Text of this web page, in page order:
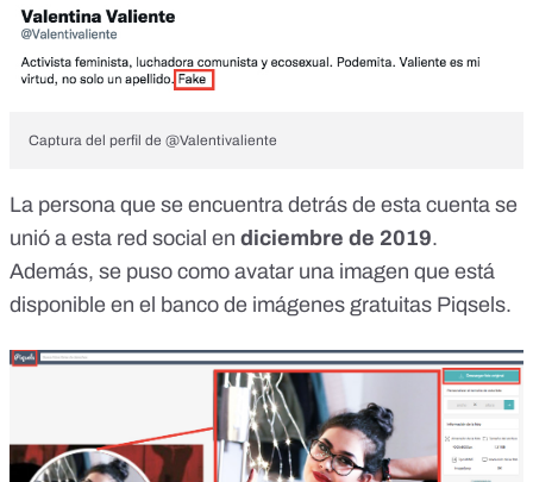
Captura del perfil de @Valentivaliente
La persona que se encuentra detrás de esta cuenta se
unió a esta red social en diciembre de 2019.
Además, se puso como avatar una imagen que está
disponible en el banco de imágenes gratuitas Piqsels.